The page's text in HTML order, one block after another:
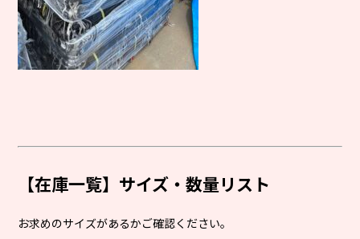
【在庫一覧】サイズ・数量リスト
お求めのサイズがあるかご確認ください。